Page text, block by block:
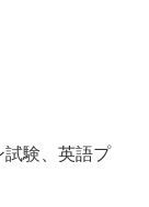
試験、英語プ